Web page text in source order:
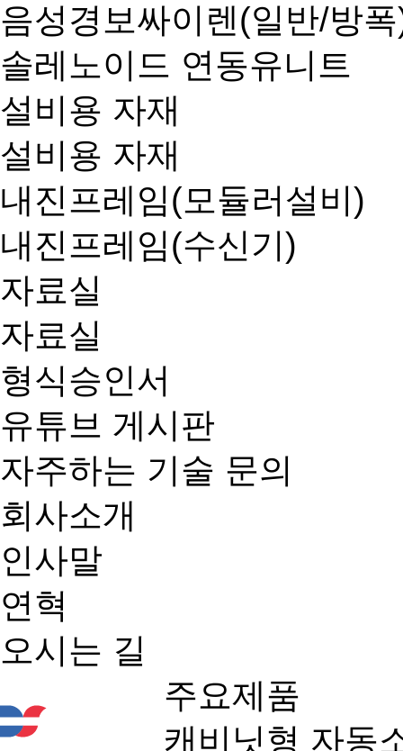
음성경보싸이렌(일반/방
솔레노이드 연동유니트
설비용 자재
설비용 자재
내진프레임(모듈러설비)
내진프레임(수신기)
자료실
자료실
형식승인서
유튜브 게시판
자주하는 기술 문의
회사소개
인사말
연혁
오시는 길
주요제품
캐비닛형 자동